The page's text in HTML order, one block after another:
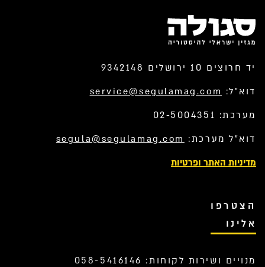
יד חרוצים 10 ירושלים 9342148
דוא”ל: service@segulamag.com
מערכת: 02-5004351
דוא”ל מערכת: segula@segulamag.com
מדיניות האתר ופרטיות
הצטרפו
אלינו
מנויים ושירות לקוחות: 058-5416146